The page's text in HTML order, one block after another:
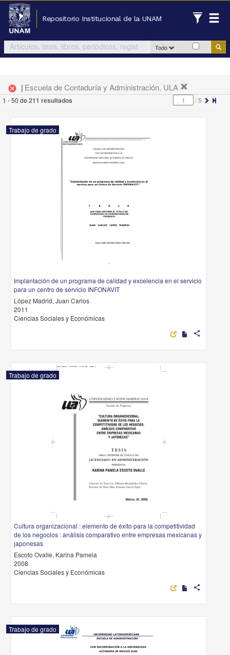
Repositorio Institucional de la UNAM
Todo
cancel | Escuela de Contaduría y Administración, ULA
1 - 50 de 211 resultados /5
Trabajo de grado
Implantación de un programa de calidad y excelencia en el servicio
para un centro de servicio INFONAVIT
López Madrid, Juan Carlos
2011
Ciencias Sociales y Económicas
share
Trabajo de grado
Cultura organizacional : elemento de éxito para la competitividad
de los negocios : análisis comparativo entre empresas mexicanas y
japonesas
Escoto Ovalle, Karina Pamela
2008
Ciencias Sociales y Económicas
share
Trabajo de grado